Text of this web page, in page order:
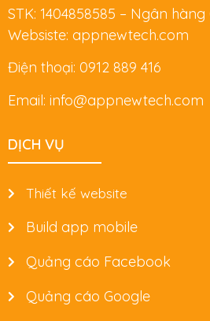
STK: 1404858585 – Ngân
Websiste: appnewtech.com
Điện thoại: 0912 889 416
Email: info@appnewtech.com
DỊCH VỤ
Thiết kế website
Build app mobile
Quảng cáo Facebook
Quảng cáo Google